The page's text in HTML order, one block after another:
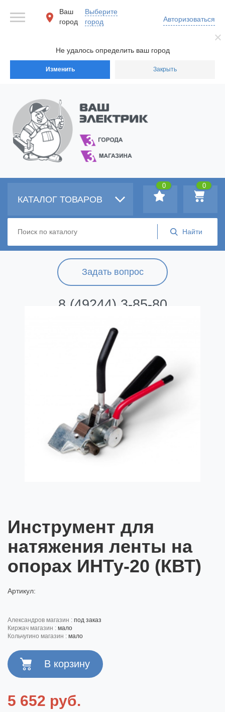
Не удалось определить ваш город
Изменить Закрыть
Ваш
город
Выберите
город
Авторизоваться
Задать вопрос
8 (49244) 3-85-80
КАТАЛОГ ТОВАРОВ
0
0
Инструмент для
натяжения ленты на
опорах ИНТу-20 (КВТ)
Артикул:
александров магазин : под заказ
киржач магазин : мало
кольчугино магазин : мало
5 652 руб.